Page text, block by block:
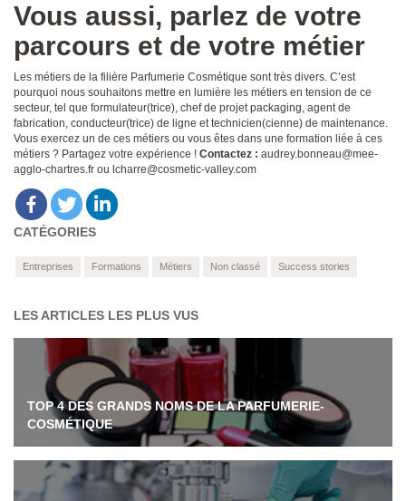
Vous aussi, parlez de votre
parcours et de votre métier
Les métiers de la filière Parfumerie Cosmétique sont très divers. C’est
pourquoi nous souhaitons mettre en lumière les métiers en tension de ce
secteur, tel que formulateur(trice), chef de projet packaging, agent de
fabrication, conducteur(trice) de ligne et technicien(cienne) de maintenance.
Vous exercez un de ces métiers ou vous êtes dans une formation liée à ces
métiers ? Partagez votre expérience ! Contactez : audrey.bonneau@mee-
agglo-chartres.fr ou lcharre@cosmetic-valley.com
CATÉGORIES
Entreprises Formations Métiers Non classé Success stories
LES ARTICLES LES PLUS VUS
TOP 4 DES GRANDS NOMS DE LA PARFUMERIE-
COSMÉTIQUE